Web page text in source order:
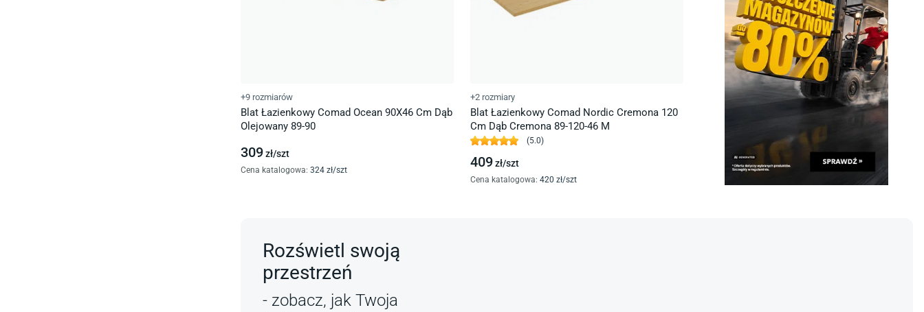
+9 rozmiarów
Blat Łazienkowy Comad Ocean 90X46 Cm Dąb
Olejowany 89-90
309zł/szt
Cena katalogowa: 324 zł/szt
+2 rozmiary
Blat Łazienkowy Comad Nordic Cremona 120
Cm Dąb Cremona 89-120-46 M
(5.0)
409zł/szt
Cena katalogowa: 420 zł/szt
Rozświetl swoją
przestrzeń
- zobacz, jak Twoja